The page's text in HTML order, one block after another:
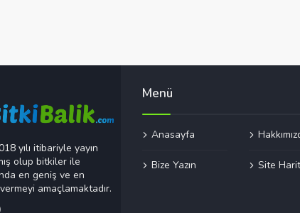
yılı itibariyle yayın
olup bitkiler ile
en geniş ve en
amaçlamaktadır.
Menü
Anasayfa
Bize Yazın Site